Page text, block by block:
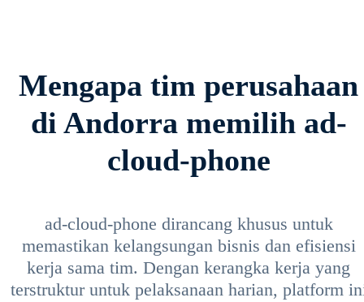
Mengapa tim perusahaan
di Andorra memilih ad-
cloud-phone
ad-cloud-phone dirancang khusus untuk
memastikan kelangsungan bisnis dan efisiensi
kerja sama tim. Dengan kerangka kerja yang
terstruktur untuk pelaksanaan harian, platform